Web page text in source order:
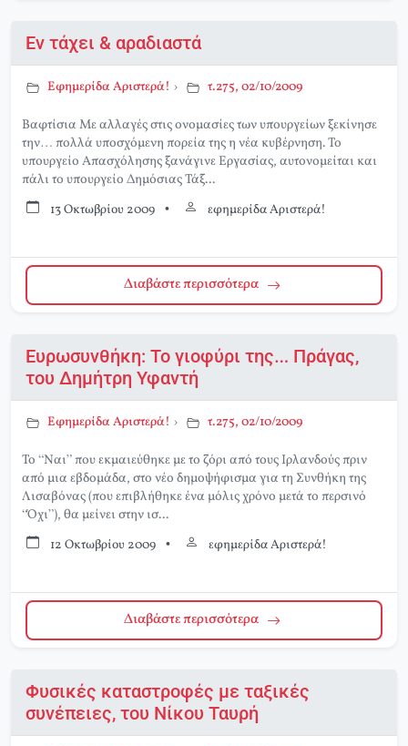
Εν τάχει & αραδιαστά
Εφημερίδα Αριστερά! › τ.275, 02/10/2009
Βαφτίσια Με αλλαγές στις ονομασίες των υπουργείων ξεκίνησε
την… πολλά υποσχόμενη πορεία της η νέα κυβέρνηση. Το
υπουργείο Απασχόλησης ξανάγινε Εργασίας, αυτονομείται και
πάλι το υπουργείο Δημόσιας Τάξ...
13 Οκτωβρίου 2009 • εφημερίδα Αριστερά!
Διαβάστε περισσότερα
Ευρωσυνθήκη: Το γιοφύρι της… Πράγας,
του Δημήτρη Υφαντή
Εφημερίδα Αριστερά! › τ.275, 02/10/2009
Το “Ναι” που εκμαιεύθηκε με το ζόρι από τους Ιρλανδούς πριν
από μια εβδομάδα, στο νέο δημοψήφισμα για τη Συνθήκη της
Λισαβόνας (που επιβλήθηκε ένα μόλις χρόνο μετά το περσινό
“Όχι”), θα μείνει στην ισ...
12 Οκτωβρίου 2009 • εφημερίδα Αριστερά!
Διαβάστε περισσότερα
Φυσικές καταστροφές με ταξικές
συνέπειες, του Νίκου Ταυρή